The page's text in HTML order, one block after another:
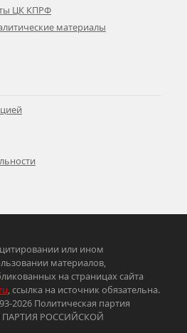
ЦК КПРФ
материалы
или ином
материалов,
на страницах сайта
, ссылка на источник обязательна.
2026 Политическая партия
РОССИЙСКОЙ